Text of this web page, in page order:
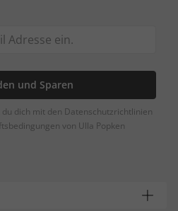
und Sparen
dich mit den Datenschutzrichtlinien
von Ulla Popken